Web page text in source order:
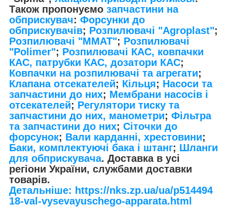
Також пропонуємо запчастини на
обприскувач: Форсунки до
обприскувачів; Розпилювачі "Agroplast";
Розпилювачі "MMAT"; Розпилювачі
"Polimer"; Розпилювачі КАС, ковпачки
КАС, патрубки КАС, дозатори КАС;
Ковпачки на розпилювачі та агрегати;
Клапана отсекателей; Кільця; Насоси та
запчастини до них; Мембрани насосів і
отсекателей; Регулятори тиску та
запчастини до них, манометри; Фільтра
та запчастини до них; Сіточки до
форсунок; Вали карданні, хрестовини;
Баки, комплектуючі бака і штанг; Шланги
для обприскувача. Доставка в усі
регіони України, службами доставки
товарів.
Детальніше: https://nks.zp.ua/ua/p514494
18-val-vysevayuschego-apparata.html